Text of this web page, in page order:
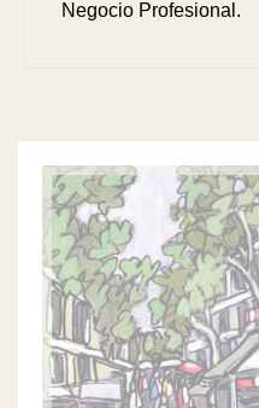
Negocio Profesional.